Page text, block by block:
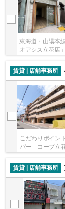
東海道・山陽本
オアシス立花店
賃貸 | 店舗事務所
こだわりポイン
パー「コープ立
魅力的な、利便
賃貸 | 店舗事務所